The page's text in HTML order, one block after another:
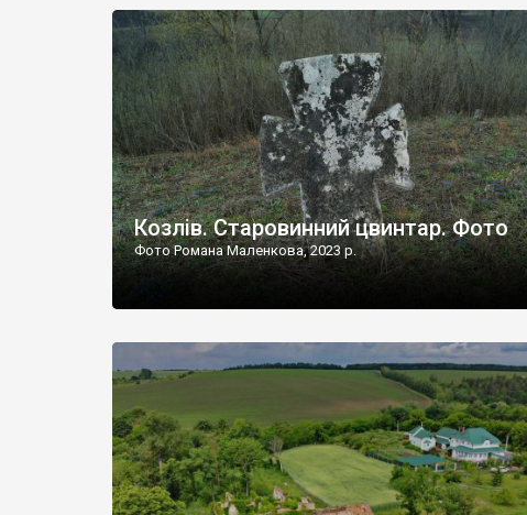
Наддністрянське відрізняється від більшості навколишніх
сіл. У селі є мурована Михайлівська церква. Точної дати […]
Козлів. Старовинний цвинтар. Фото
Фото Романа Маленкова, 2023 р.